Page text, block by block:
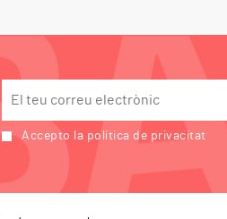
Accepto la política de privacitat